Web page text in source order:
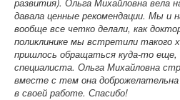
давала ценные рекомендации. Мы и
вообще все четко делали, как
поликлинике мы встретили такого
пришлось обращаться куда-то еще,
специалиста. Ольга Михайловна
вместе с тем она
в своей работе. Спасибо!